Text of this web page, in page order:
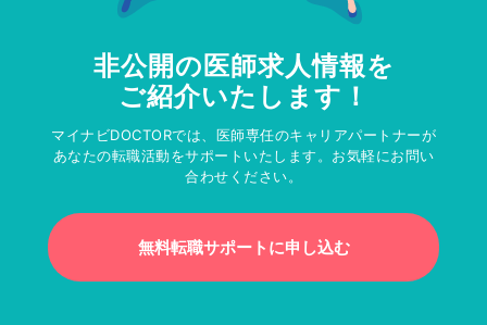
非公開の医師求人情報を
ご紹介いたします！
マイナビDOCTORでは、医師専任のキャリアパートナーが
あなたの転職活動をサポートいたします。お気軽にお問い
合わせください。
無料転職サポートに申し込む